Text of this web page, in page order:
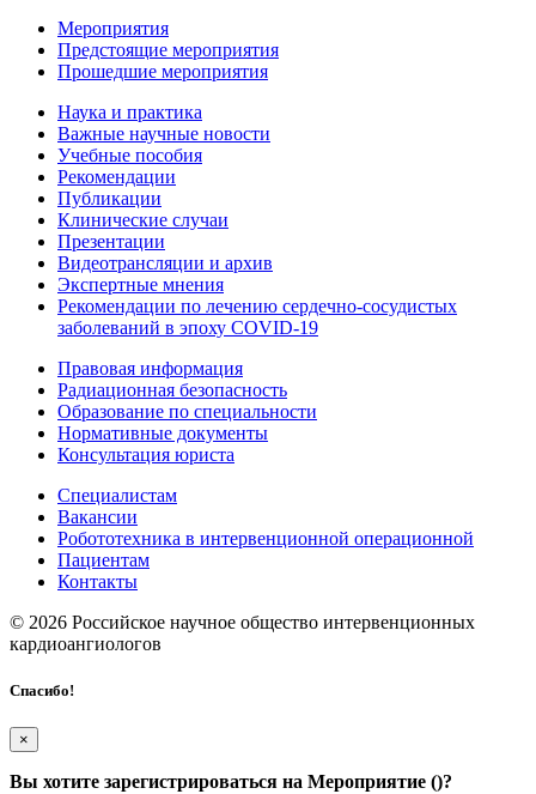
Мероприятия
Предстоящие мероприятия
Прошедшие мероприятия
Наука и практика
Важные научные новости
Учебные пособия
Рекомендации
Публикации
Клинические случаи
Презентации
Видеотрансляции и архив
Экспертные мнения
Рекомендации по лечению сердечно-сосудистых
заболеваний в эпоху COVID-19
Правовая информация
Радиационная безопасность
Образование по специальности
Нормативные документы
Консультация юриста
Специалистам
Вакансии
Робототехника в интервенционной операционной
Пациентам
Контакты
© 2026 Российское научное общество интервенционных
кардиоангиологов
Спасибо!
×
Вы хотите зарегистрироваться на Мероприятие ()?